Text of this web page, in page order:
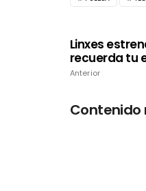
Linxes
recuerda tu
Anterior
Contenido